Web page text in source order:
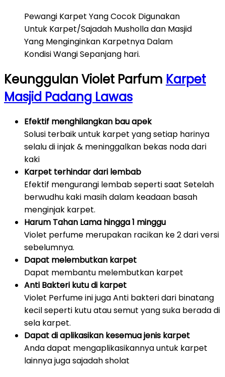
Pewangi Karpet Yang Cocok Digunakan
Untuk Karpet/Sajadah Musholla dan Masjid
Yang Menginginkan Karpetnya Dalam
Kondisi Wangi Sepanjang hari.
Keunggulan Violet Parfum Karpet
Masjid Padang Lawas
Efektif menghilangkan bau apek
Solusi terbaik untuk karpet yang setiap harinya
selalu di injak & meninggalkan bekas noda dari
kaki
Karpet terhindar dari lembab
Efektif mengurangi lembab seperti saat Setelah
berwudhu kaki masih dalam keadaan basah
menginjak karpet.
Harum Tahan Lama hingga 1 minggu
Violet perfume merupakan racikan ke 2 dari versi
sebelumnya.
Dapat melembutkan karpet
Dapat membantu melembutkan karpet
Anti Bakteri kutu di karpet
Violet Perfume ini juga Anti bakteri dari binatang
kecil seperti kutu atau semut yang suka berada di
sela karpet.
Dapat di aplikasikan kesemua jenis karpet
Anda dapat mengaplikasikannya untuk karpet
lainnya juga sajadah sholat